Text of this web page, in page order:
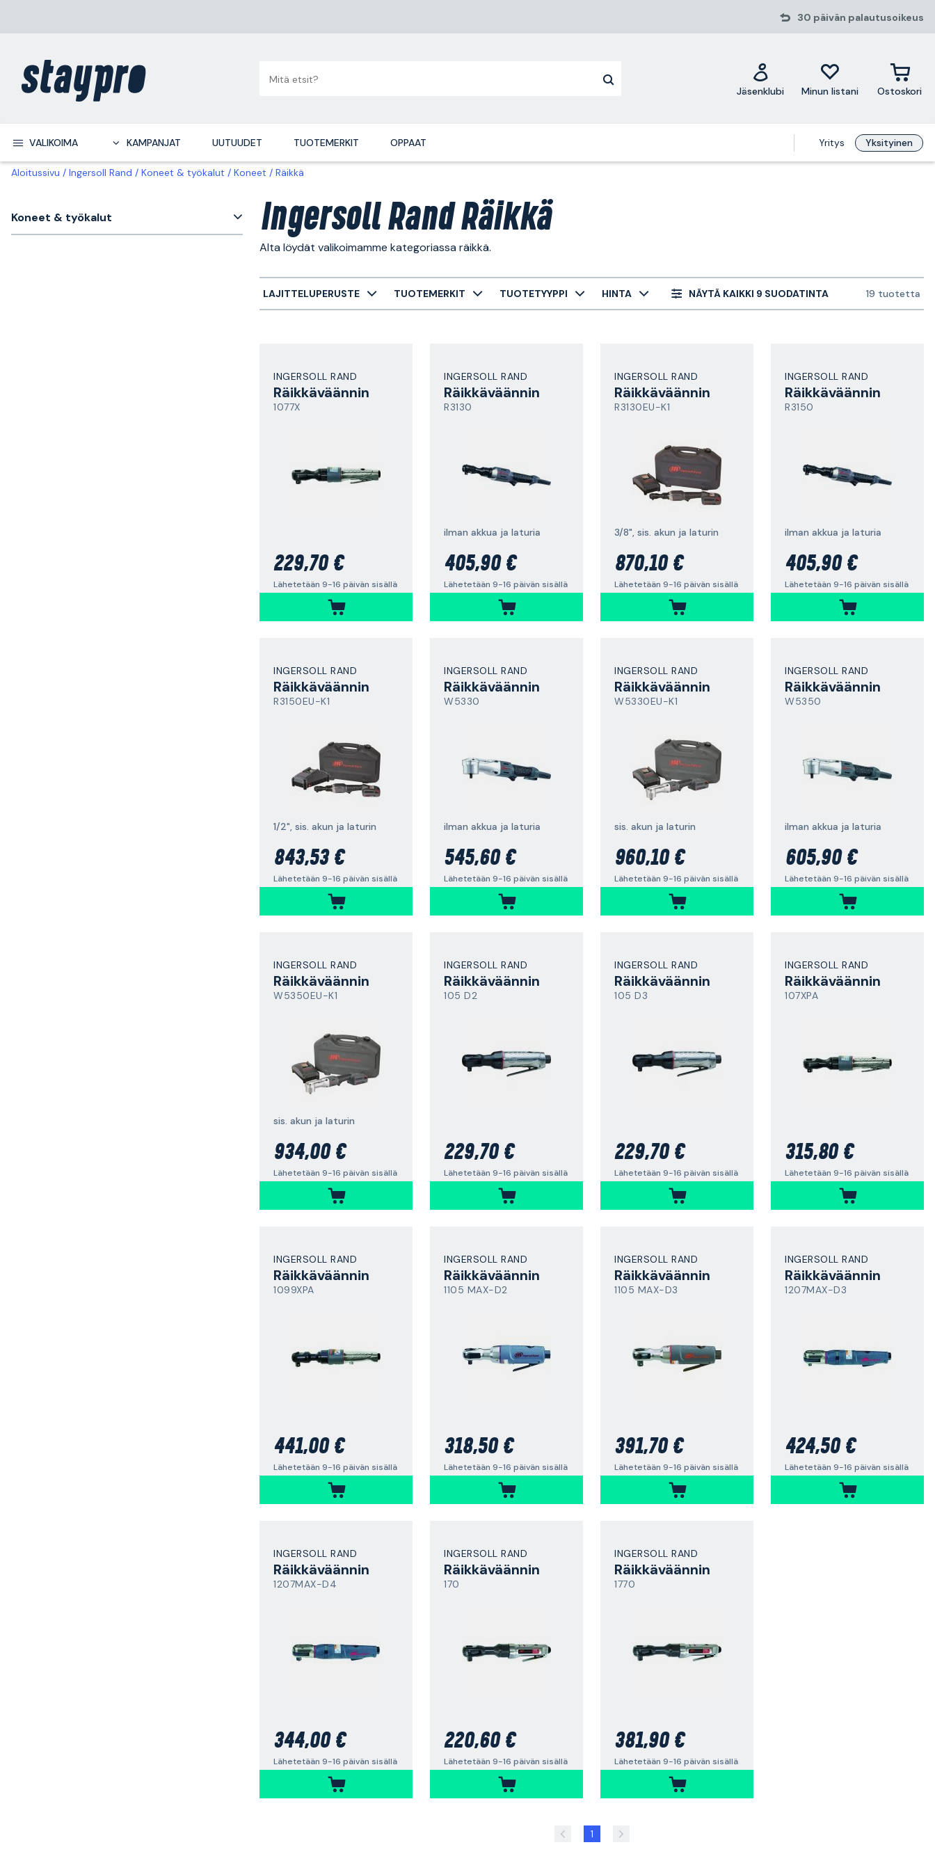
30 päivän palautusoikeus
Jäsenklubi Minun listani Ostoskori
VALIKOIMA KAMPANJAT UUTUUDET TUOTEMERKIT OPPAAT Yritys Yksityinen
Aloitussivu Ingersoll Rand Koneet & työkalut Koneet Räikkä
Koneet & työkalut Ingersoll Rand Räikkä
Alta löydät valikoimamme kategoriassa räikkä.
LAJITTELUPERUSTE TUOTEMERKIT TUOTETYYPPI HINTA NÄYTÄ KAIKKI 9 SUODATINTA 19 tuotetta
INGERSOLL RAND
Räikkäväännin
1077X
229,70 €
Lähetetään 9-16 päivän sisällä
INGERSOLL RAND
Räikkäväännin
R3130
ilman akkua ja laturia
405,90 €
Lähetetään 9-16 päivän sisällä
INGERSOLL RAND
Räikkäväännin
R3130EU-K1
3/8", sis. akun ja laturin
870,10 €
Lähetetään 9-16 päivän sisällä
INGERSOLL RAND
Räikkäväännin
R3150
ilman akkua ja laturia
405,90 €
Lähetetään 9-16 päivän sisällä
INGERSOLL RAND
Räikkäväännin
R3150EU-K1
1/2", sis. akun ja laturin
843,53 €
Lähetetään 9-16 päivän sisällä
INGERSOLL RAND
Räikkäväännin
W5330
ilman akkua ja laturia
545,60 €
Lähetetään 9-16 päivän sisällä
INGERSOLL RAND
Räikkäväännin
W5330EU-K1
sis. akun ja laturin
960,10 €
Lähetetään 9-16 päivän sisällä
INGERSOLL RAND
Räikkäväännin
W5350
ilman akkua ja laturia
605,90 €
Lähetetään 9-16 päivän sisällä
INGERSOLL RAND
Räikkäväännin
W5350EU-K1
sis. akun ja laturin
934,00 €
Lähetetään 9-16 päivän sisällä
INGERSOLL RAND
Räikkäväännin
105 D2
229,70 €
Lähetetään 9-16 päivän sisällä
INGERSOLL RAND
Räikkäväännin
105 D3
229,70 €
Lähetetään 9-16 päivän sisällä
INGERSOLL RAND
Räikkäväännin
107XPA
315,80 €
Lähetetään 9-16 päivän sisällä
INGERSOLL RAND
Räikkäväännin
1099XPA
441,00 €
Lähetetään 9-16 päivän sisällä
INGERSOLL RAND
Räikkäväännin
1105 MAX-D2
318,50 €
Lähetetään 9-16 päivän sisällä
INGERSOLL RAND
Räikkäväännin
1105 MAX-D3
391,70 €
Lähetetään 9-16 päivän sisällä
INGERSOLL RAND
Räikkäväännin
1207MAX-D3
424,50 €
Lähetetään 9-16 päivän sisällä
INGERSOLL RAND
Räikkäväännin
1207MAX-D4
344,00 €
Lähetetään 9-16 päivän sisällä
INGERSOLL RAND
Räikkäväännin
170
220,60 €
Lähetetään 9-16 päivän sisällä
INGERSOLL RAND
Räikkäväännin
1770
381,90 €
Lähetetään 9-16 päivän sisällä
1